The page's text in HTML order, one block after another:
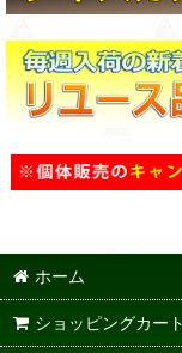
ホーム
ショッピングカート